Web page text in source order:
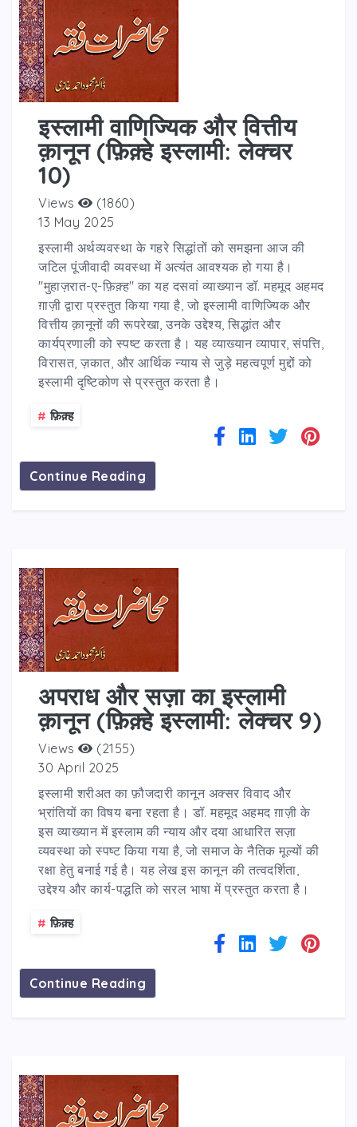
इस्लामी वाणिज्यिक और वित्तीय
क़ानून (फ़िक़्हे इस्लामी: लेक्चर
10)
Views
(1860)
13 May 2025
इस्लामी अर्थव्यवस्था के गहरे सिद्धांतों को समझना आज की
जटिल पूंजीवादी व्यवस्था में अत्यंत आवश्यक हो गया है।
"मुहाज़रात-ए-फ़िक़्ह" का यह दसवां व्याख्यान डॉ. महमूद अहमद
ग़ाज़ी द्वारा प्रस्तुत किया गया है, जो इस्लामी वाणिज्यिक और
वित्तीय क़ानूनों की रूपरेखा, उनके उद्देश्य, सिद्धांत और
कार्यप्रणाली को स्पष्ट करता है। यह व्याख्यान व्यापार, संपत्ति,
विरासत, ज़कात, और आर्थिक न्याय से जुड़े महत्वपूर्ण मुद्दों को
इस्लामी दृष्टिकोण से प्रस्तुत करता है।
# फ़िक़्ह
Continue Reading
अपराध और सज़ा का इस्लामी
क़ानून (फ़िक़्हे इस्लामी: लेक्चर 9)
Views
(2155)
30 April 2025
इस्लामी शरीअत का फ़ौजदारी कानून अक्सर विवाद और
भ्रांतियों का विषय बना रहता है। डॉ. महमूद अहमद ग़ाज़ी के
इस व्याख्यान में इस्लाम की न्याय और दया आधारित सज़ा
व्यवस्था को स्पष्ट किया गया है, जो समाज के नैतिक मूल्यों की
रक्षा हेतु बनाई गई है। यह लेख इस कानून की तत्वदर्शिता,
उद्देश्य और कार्य-पद्धति को सरल भाषा में प्रस्तुत करता है।
# फ़िक़्ह
Continue Reading